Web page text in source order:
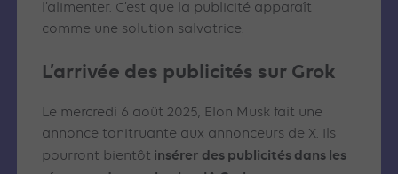
l’alimenter. C’est que la publicité apparaît
comme une solution salvatrice.
L’arrivée des publicités sur Grok
Le mercredi 6 août 2025, Elon Musk fait une
annonce tonitruante aux annonceurs de X. Ils
pourront bientôt insérer des publicités dans les